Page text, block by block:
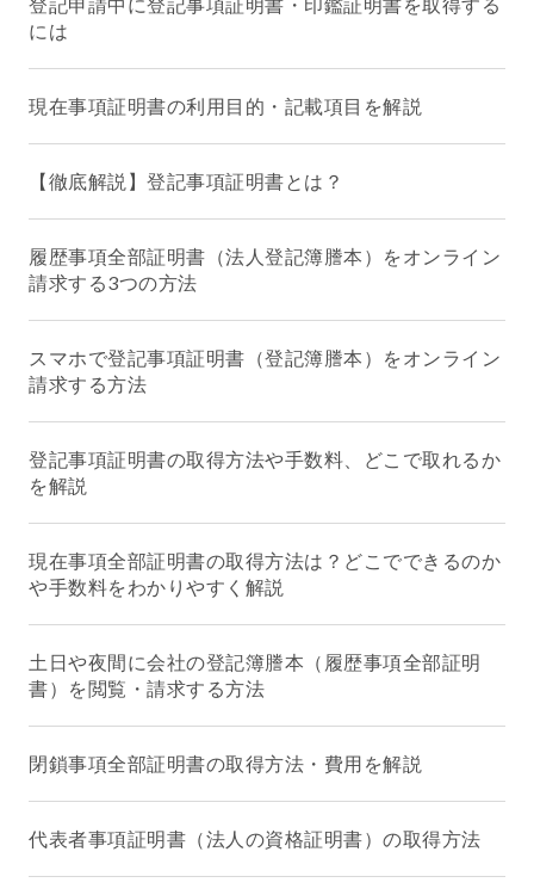
には
現在事項証明書の利用目的・記載項目を解説
【徹底解説】登記事項証明書とは？
履歴事項全部証明書（法人登記簿謄本）をオンライン
請求する3つの方法
スマホで登記事項証明書（登記簿謄本）をオンライン
請求する方法
登記事項証明書の取得方法や手数料、どこで取れるか
を解説
現在事項全部証明書の取得方法は？どこでできるのか
や手数料をわかりやすく解説
土日や夜間に会社の登記簿謄本（履歴事項全部証明
書）を閲覧・請求する方法
閉鎖事項全部証明書の取得方法・費用を解説
代表者事項証明書（法人の資格証明書）の取得方法